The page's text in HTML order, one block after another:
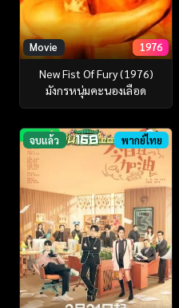
Movie 1976
New Fist Of Fury (1976)
มังกรหนุ่มคะนองเลือด
จบแล้ว พากย์ไทย